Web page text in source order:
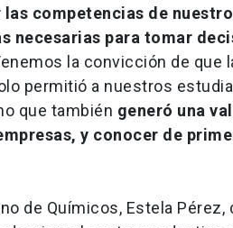
competencias de
necesarias para tomar
la convicción de que
permitió a nuestros
que también generó una
y conocer de
de Químicos, Estela Pérez,